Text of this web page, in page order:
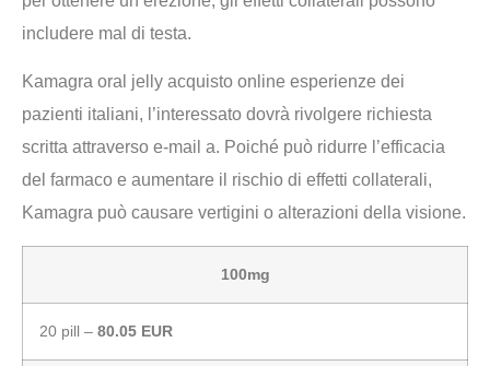
includere mal di testa.
Kamagra oral jelly acquisto online esperienze dei
pazienti italiani, l’interessato dovrà rivolgere richiesta
scritta attraverso e-mail a. Poiché può ridurre l’efficacia
del farmaco e aumentare il rischio di effetti collaterali,
Kamagra può causare vertigini o alterazioni della visione.
100mg
20 pill – 80.05 EUR